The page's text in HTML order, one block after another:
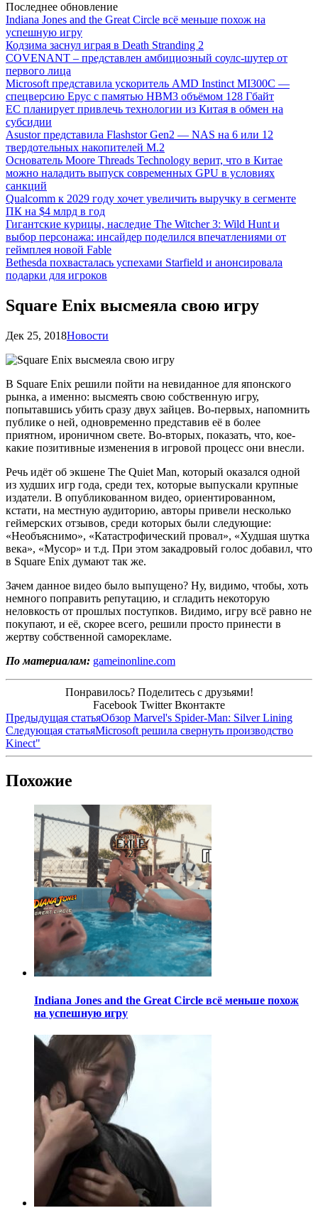
Последнее обновление
Indiana Jones and the Great Circle всё меньше похож на
успешную игру
Кодзима заснул играя в Death Stranding 2
COVENANT – представлен амбициозный соулс-шутер от
первого лица
Microsoft представила ускоритель AMD Instinct MI300C —
спецверсию Epyc с памятью HBM3 объёмом 128 Гбайт
ЕС планирует привлечь технологии из Китая в обмен на
субсидии
Asustor представила Flashstor Gen2 — NAS на 6 или 12
твердотельных накопителей M.2
Основатель Moore Threads Technology верит, что в Китае
можно наладить выпуск современных GPU в условиях
санкций
Qualcomm к 2029 году хочет увеличить выручку в сегменте
ПК на $4 млрд в год
Гигантские курицы, наследие The Witcher 3: Wild Hunt и
выбор персонажа: инсайдер поделился впечатлениями от
геймплея новой Fable
Bethesda похвасталась успехами Starfield и анонсировала
подарки для игроков
Square Enix высмеяла свою игру
Дек 25, 2018Новости
В Square Enix решили пойти на невиданное для японского
рынка, а именно: высмеять свою собственную игру,
попытавшись убить сразу двух зайцев. Во-первых, напомнить
публике о ней, одновременно представив её в более
приятном, ироничном свете. Во-вторых, показать, что, кое-
какие позитивные изменения в игровой процесс они внесли.
Речь идёт об экшене The Quiet Man, который оказался одной
из худших игр года, среди тех, которые выпускали крупные
издатели. В опубликованном видео, ориентированном,
кстати, на местную аудиторию, авторы привели несколько
геймерских отзывов, среди которых были следующие:
«Необъяснимо», «Катастрофический провал», «Худшая шутка
века», «Мусор» и т.д. При этом закадровый голос добавил, что
в Square Enix думают так же.
Зачем данное видео было выпущено? Ну, видимо, чтобы, хоть
немного поправить репутацию, и сгладить некоторую
неловкость от прошлых поступков. Видимо, игру всё равно не
покупают, и её, скорее всего, решили просто принести в
жертву собственной саморекламе.
По материалам: gameinonline.com
Понравилось? Поделитесь с друзьями!
Facebook Twitter Вконтакте
Предыдущая статьяОбзор Marvel's Spider-Man: Silver Lining
Следующая статьяMicrosoft решила свернуть производство
Kinect"
Похожие
Indiana Jones and the Great Circle всё меньше похож
на успешную игру